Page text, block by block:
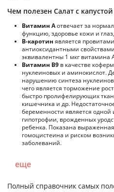
Чем полезен Салат с
Витамин Аотвечает за
функцию, здоровье кожи и
В-каротин является
антиоксидантными
эквивалентны 1 мкг витамина
Витамин В9 в качестве
нуклеиновых и аминокислот.
нарушению синтеза
чего является торможение
быстро пролифелирующих
кишечника и др.
беременности является
гипотрофии, врожденных
ребенка. Показана
гомоцистеина и риском
заболеваний.
еще
Полный справочник самых